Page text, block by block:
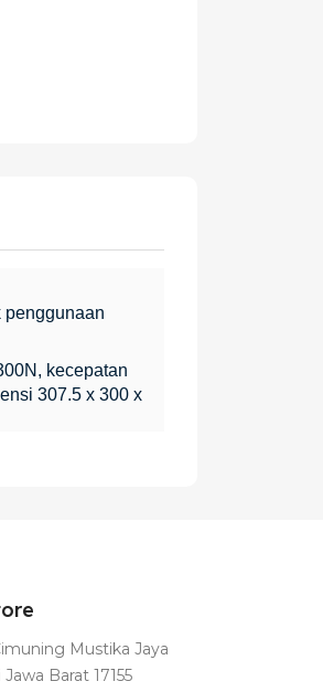
penggunaan
kecepatan
307.5 x 300 x
Mustika Jaya
Barat 17155